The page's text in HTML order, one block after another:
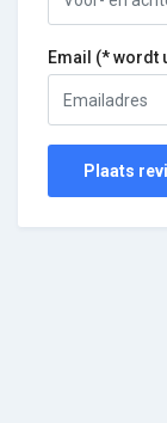
Email (* wordt
Plaats